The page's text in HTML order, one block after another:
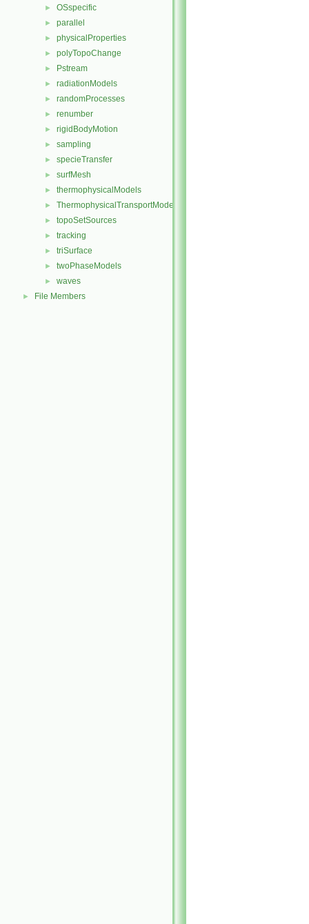
► OSspecific
► parallel
► physicalProperties
► polyTopoChange
► Pstream
► radiationModels
► randomProcesses
► renumber
► rigidBodyMotion
► sampling
► specieTransfer
► surfMesh
► thermophysicalModels
► ThermophysicalTransportModels
► topoSetSources
► tracking
► triSurface
► twoPhaseModels
► waves
► File Members